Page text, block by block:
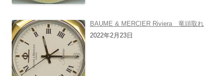
BAUME & MERCIER Riviera 竜頭取れ
2022年2月23日